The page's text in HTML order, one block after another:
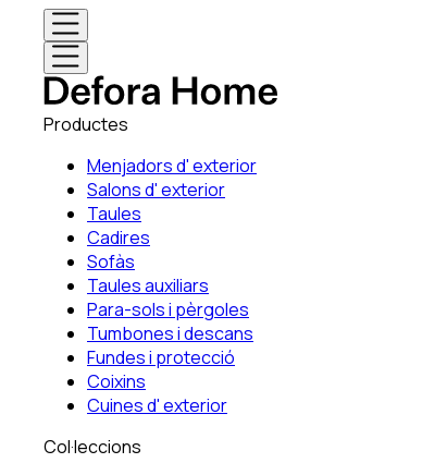
Productes
Menjadors d' exterior
Salons d' exterior
Taules
Cadires
Sofàs
Taules auxiliars
Para-sols i pèrgoles
Tumbones i descans
Fundes i protecció
Coixins
Cuines d' exterior
Col·leccions